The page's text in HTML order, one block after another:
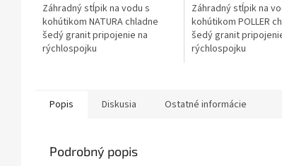
Záhradný stĺpik na vodu s
kohútikom NATURA chladne
šedý granit pripojenie na
rýchlospojku
Záhradný stĺpik na
kohútikom POLLER
šedý granit
rýchlospojku
Popis Diskusia Ostatné informácie
Podrobný popis